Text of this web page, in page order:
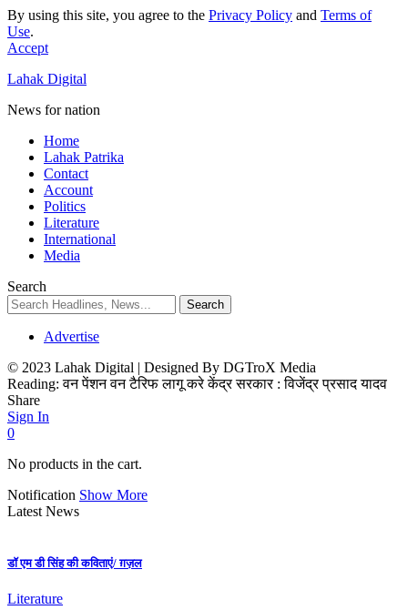
By using this site, you agree to the Privacy Policy and Terms of
Use.
Accept
Lahak Digital
News for nation
Home
Lahak Patrika
Contact
Account
Politics
Literature
International
Media
Search
Advertise
© 2023 Lahak Digital | Designed By DGTroX Media
Reading: वन पेंशन वन टैरिफ लागू करे केंद्र सरकार : विजेंद्र प्रसाद यादव
Share
Sign In
0
No products in the cart.
Notification Show More
Latest News
डॉ एम डी सिंह की कविताएं/ ग़ज़ल
Literature